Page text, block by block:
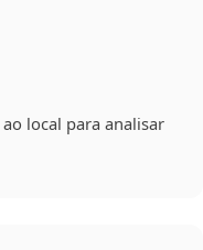
local para analisar